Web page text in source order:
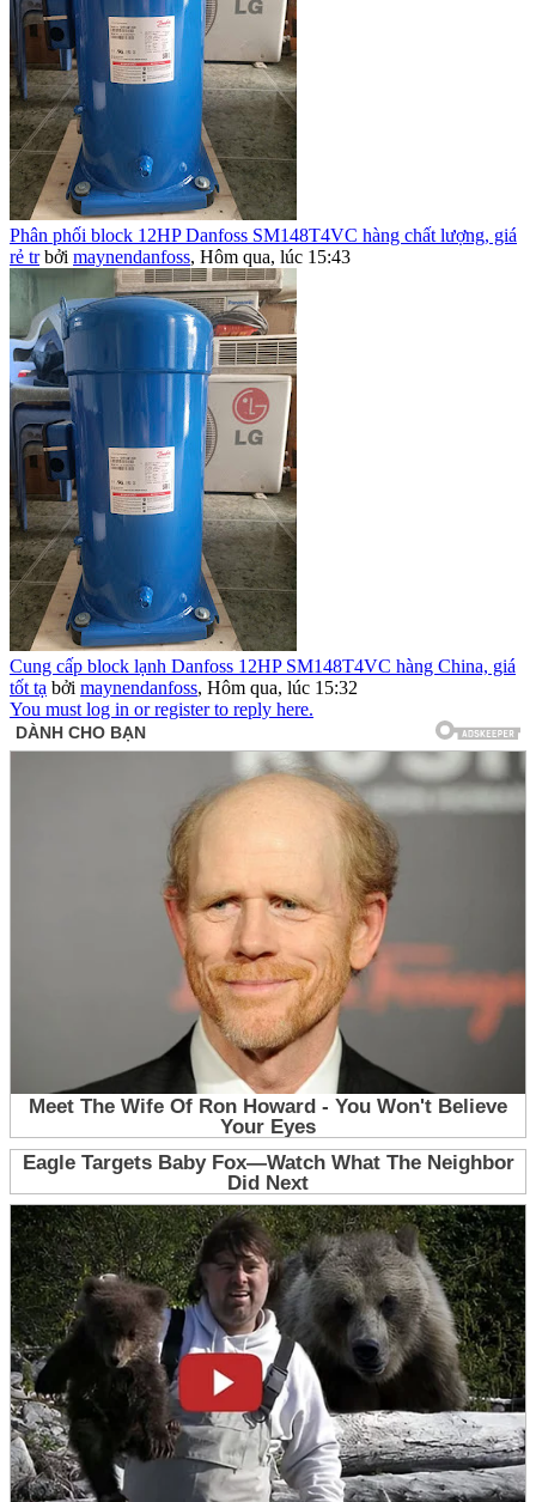
Phân phối block 12HP Danfoss SM148T4VC hàng chất lượng, giá
rẻ tr bởi maynendanfoss, Hôm qua, lúc 15:43
Cung cấp block lạnh Danfoss 12HP SM148T4VC hàng China, giá
tốt tạ bởi maynendanfoss, Hôm qua, lúc 15:32
You must log in or register to reply here.